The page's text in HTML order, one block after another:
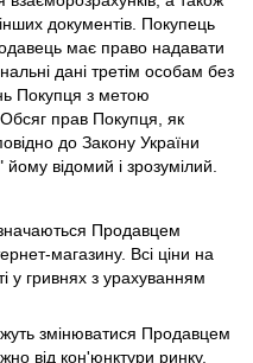
документів. Покупець
має право надавати
дані третім особам без
Покупця з метою
прав Покупця, як
до Закону України
відомий і зрозумілий.
Продавцем
магазину. Всі ціни на
у гривнях з урахуванням
змінюватися Продавцем
від кон'юнктури ринку.